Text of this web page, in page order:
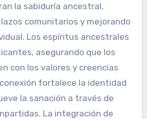
la sabiduría ancestral,
comunitarios y mejorando
Los espíritus ancestrales
asegurando que los
con los valores y creencias
fortalece la identidad
la sanación a través de
La integración de